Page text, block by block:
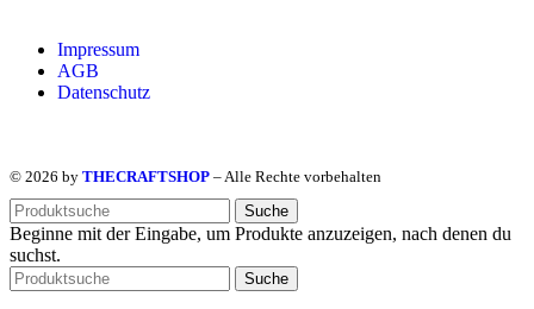
Impressum
AGB
Datenschutz
© 2026 by THECRAFTSHOP – Alle Rechte vorbehalten
Suche
Beginne mit der Eingabe, um Produkte anzuzeigen, nach denen du
suchst.
Suche